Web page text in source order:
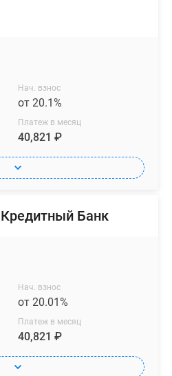
Нач. взнос
от 20.1%
Платеж в месяц
40,821 ₽
Банк
Нач. взнос
от 20.01%
Платеж в месяц
40,821 ₽